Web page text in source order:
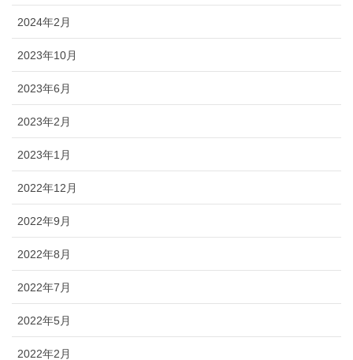
2024年2月
2023年10月
2023年6月
2023年2月
2023年1月
2022年12月
2022年9月
2022年8月
2022年7月
2022年5月
2022年2月